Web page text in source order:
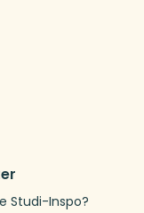
Studi-Inspo?